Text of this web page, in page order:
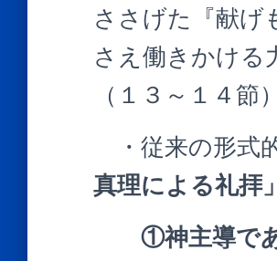
ささげた『献げ
さえ働きかける
（１３～１４節）
・従来の形式
真理による礼拝」
①神主導で